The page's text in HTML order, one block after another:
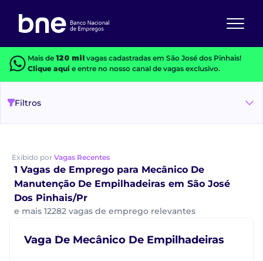
Mais de 120 milvagas cadastradas em São José dos Pinhais!
Clique aquie entre no nosso canal de vagas exclusivo.
Filtros
Exibido por Vagas Recentes
1 Vagas de Emprego para Mecânico De
Manutenção De Empilhadeiras em São José
Dos Pinhais/Pr
e mais 12282 vagas de emprego relevantes
Vaga De Mecânico De Empilhadeiras